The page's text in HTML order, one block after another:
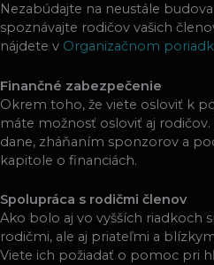
Nezabúdajte na neustále
spoznávajte rodičov vašich
nájdete v Organizačnom
Finančné zabezpečenie
Okrem toho, že viete osloviť k
máte možnosť osloviť aj
dane, zháňaním sponzorov a
kapitole o financiách.
Spolupráca s rodičmi členov
Ako bolo aj vo vyšších riadkoch
rodičmi, ale aj priateľmi a
Viete ich požiadať o pomoc pri